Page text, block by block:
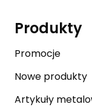
Produkty
Promocje
Nowe produkty
Artykuły